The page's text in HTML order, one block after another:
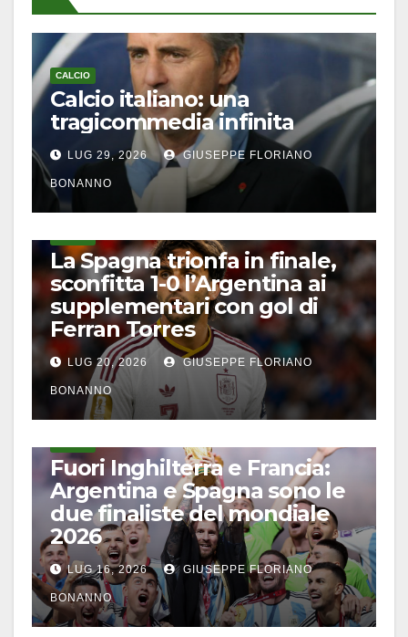
CALCIO
Calcio italiano: una
tragicommedia infinita
LUG 29, 2026 GIUSEPPE FLORIANO
BONANNO
La Spagna trionfa in finale,
sconfitta 1-0 l’Argentina ai
supplementari con gol di
Ferran Torres
LUG 20, 2026 GIUSEPPE FLORIANO
BONANNO
Fuori Inghilterra e Francia:
Argentina e Spagna sono le
due finaliste del mondiale
2026
LUG 16, 2026 GIUSEPPE FLORIANO
BONANNO